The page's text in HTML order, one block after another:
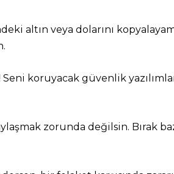
altın veya dolarını
koruyacak güvenlik
zorunda değilsin. Bırak